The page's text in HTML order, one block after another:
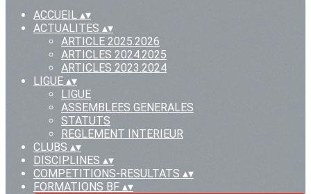
ACCUEIL ▴▾
ACTUALITES ▴▾
ARTICLE 2025.2026
ARTICLES 2024.2025
ARTICLES 2023.2024
LIGUE ▴▾
LIGUE
ASSEMBLEES GENERALES
STATUTS
REGLEMENT INTERIEUR
CLUBS ▴▾
DISCIPLINES ▴▾
COMPETITIONS-RESULTATS ▴▾
FORMATIONS BF ▴▾